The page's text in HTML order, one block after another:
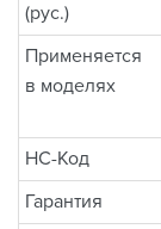
(рус.)
Применяется
в моделях
НС-Код
Гарантия